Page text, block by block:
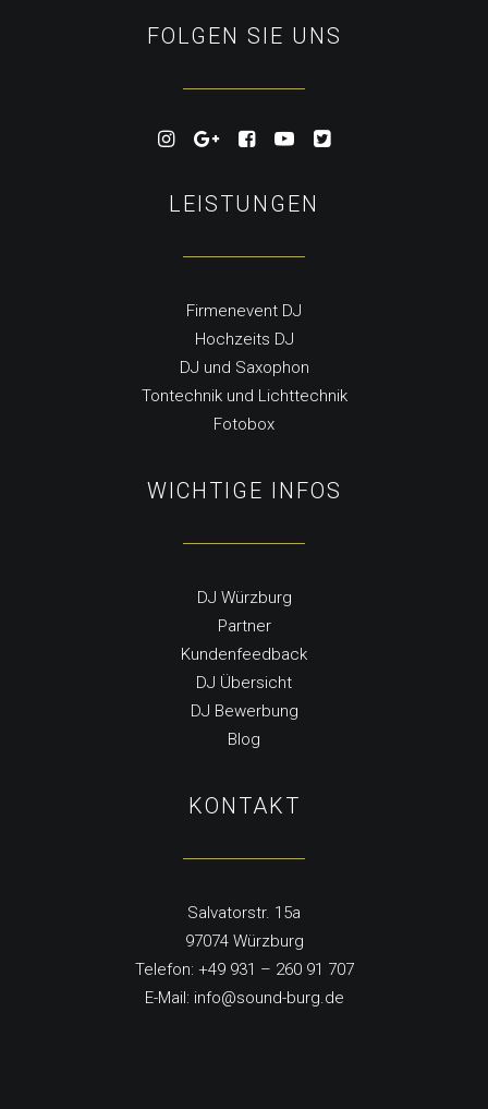
FOLGEN SIE UNS
LEISTUNGEN
Firmenevent DJ
Hochzeits DJ
DJ und Saxophon
Tontechnik und Lichttechnik
Fotobox
WICHTIGE INFOS
DJ Würzburg
Partner
Kundenfeedback
DJ Übersicht
DJ Bewerbung
Blog
KONTAKT
Salvatorstr. 15a
97074 Würzburg
Telefon: +49 931 – 260 91 707
E-Mail: info@sound-burg.de